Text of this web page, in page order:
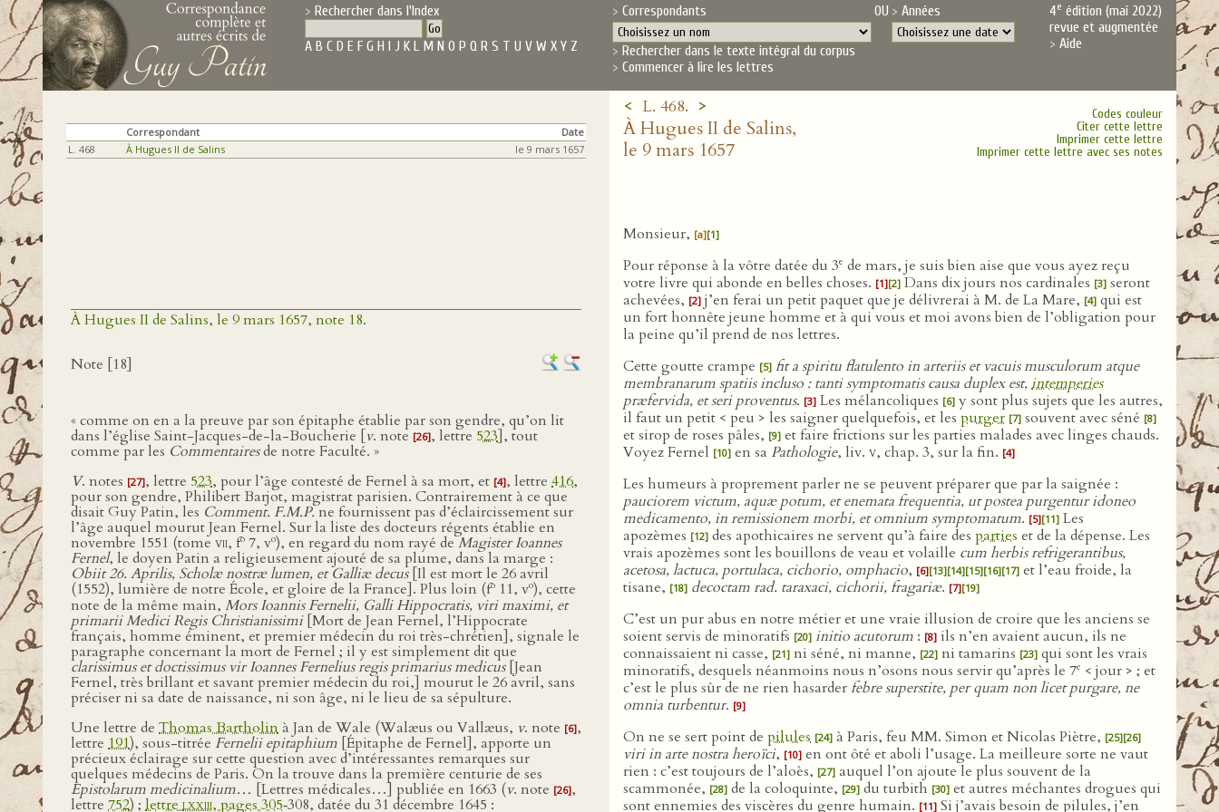
Rechercher dans l'Index
A B C D E F G H I J K L M N O P Q R S T U V W X Y Z
Correspondants OU Années
Rechercher dans le texte intégral du corpus
Commencer à lire les lettres
4e édition (mai 2022)
revue et augmentée
Aide